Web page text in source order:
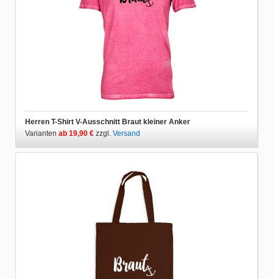
Herren T-Shirt V-Ausschnitt Braut kleiner Anker
Varianten ab 19,90 € zzgl. Versand